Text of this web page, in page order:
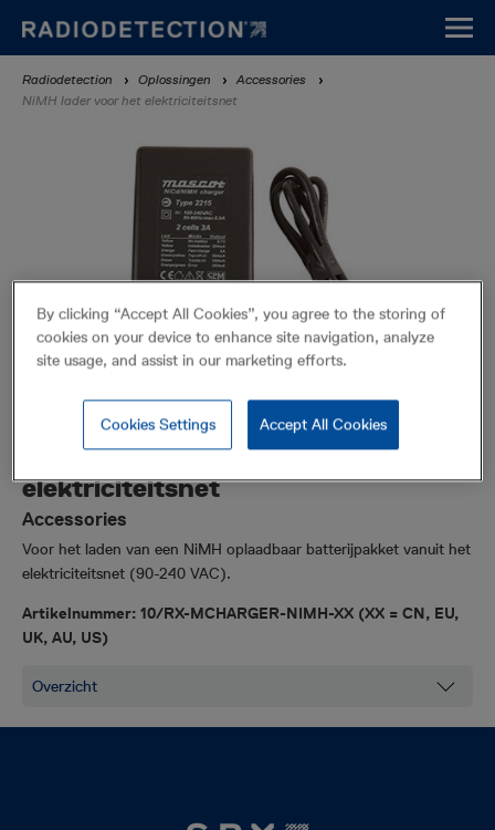
naar
inhoud
Kruimelpad
Radiodetection Oplossingen
Accessories
NiMH lader voor het elektriciteitsnet
NiMH lader voor het
elektriciteitsnet
Accessories
Voor het laden van een NiMH oplaadbaar batterijpakket vanuit het
elektriciteitsnet (90-240 VAC).
Artikelnummer: 10/RX-MCHARGER-NIMH-XX (XX = CN, EU,
UK, AU, US)
By clicking “Accept All Cookies”, you agree to the storing of
cookies on your device to enhance site navigation, analyze
site usage, and assist in our marketing efforts.
Accept All Cookies
Cookies Settings